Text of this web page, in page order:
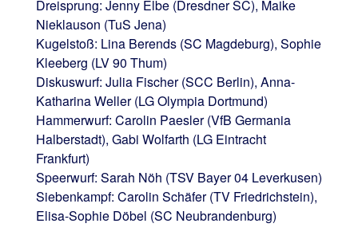
Dreisprung: Jenny Elbe (Dresdner SC), Maike
Nieklauson (TuS Jena)
Kugelstoß: Lina Berends (SC Magdeburg), Sophie
Kleeberg (LV 90 Thum)
Diskuswurf: Julia Fischer (SCC Berlin), Anna-
Katharina Weller (LG Olympia Dortmund)
Hammerwurf: Carolin Paesler (VfB Germania
Halberstadt), Gabi Wolfarth (LG Eintracht
Frankfurt)
Speerwurf: Sarah Nöh (TSV Bayer 04 Leverkusen)
Siebenkampf: Carolin Schäfer (TV Friedrichstein),
Elisa-Sophie Döbel (SC Neubrandenburg)